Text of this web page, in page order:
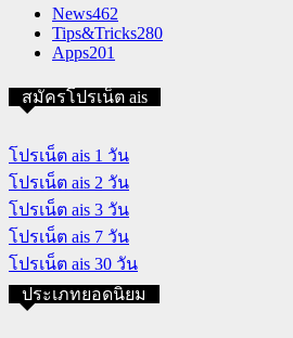
News462
Tips&Tricks280
Apps201
สมัครโปรเน็ต ais
โปรเน็ต ais 1 วัน
โปรเน็ต ais 2 วัน
โปรเน็ต ais 3 วัน
โปรเน็ต ais 7 วัน
โปรเน็ต ais 30 วัน
ประเภทยอดนิยม